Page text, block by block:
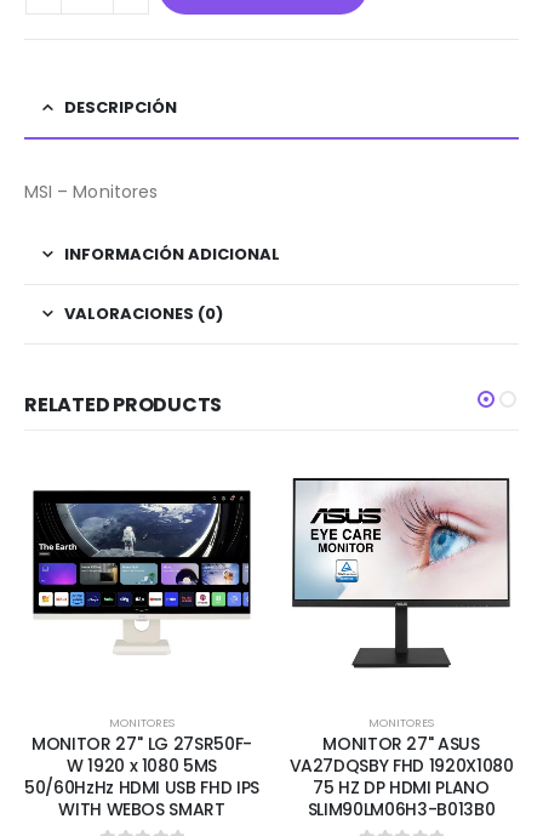
DESCRIPCIÓN
MSI – Monitores
INFORMACIÓN ADICIONAL
VALORACIONES (0)
RELATED PRODUCTS
MONITORES
MONITOR 27'' LG 27SR50F-
W 1920 x 1080 5MS
50/60HzHz HDMI USB FHD IPS
WITH WEBOS SMART
MONITORES
MONITOR 27" ASUS
VA27DQSBY FHD 1920X1080
75 HZ DP HDMI PLANO
SLIM90LM06H3-B013B0